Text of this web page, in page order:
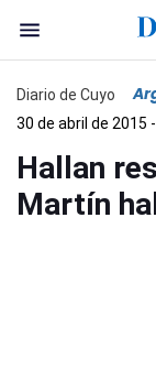
Diario de Cuyo
30 de abril de 2015
Hallan
Martín